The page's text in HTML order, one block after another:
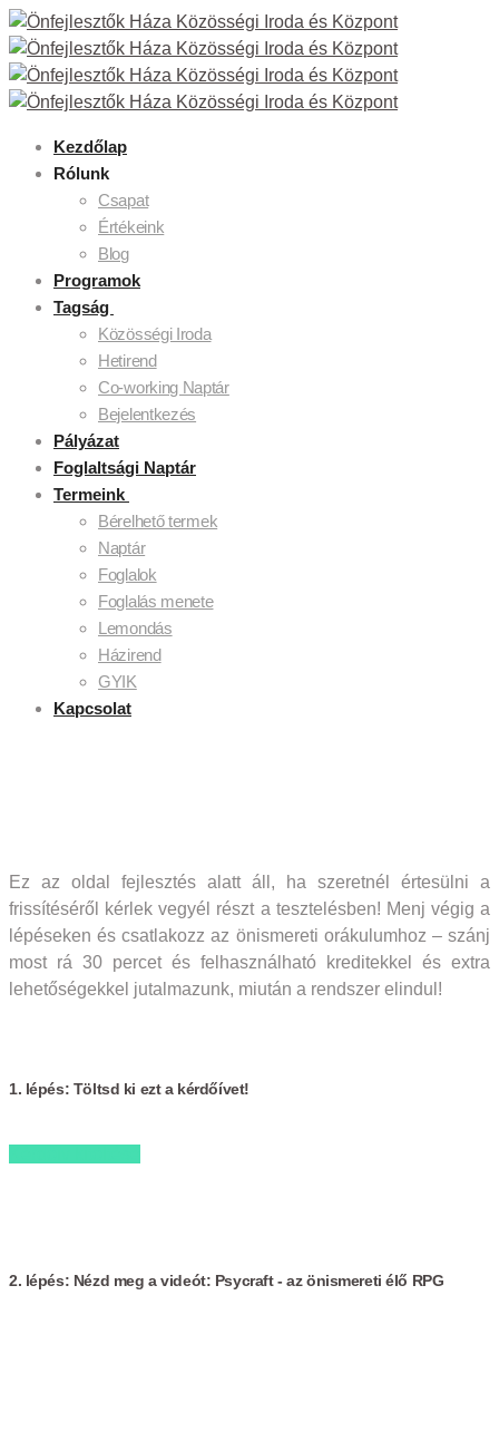
Kezdőlap
Rólunk
Csapat
Értékeink
Blog
Programok
Tagság
Közösségi Iroda
Hetirend
Co-working Naptár
Bejelentkezés
Pályázat
Foglaltsági Naptár
Termeink
Bérelhető termek
Naptár
Foglalok
Foglalás menete
Lemondás
Házirend
GYIK
Kapcsolat
Ez az oldal fejlesztés alatt áll, ha szeretnél értesülni a
frissítéséről kérlek vegyél részt a tesztelésben! Menj végig a
lépéseken és csatlakozz az önismereti orákulumhoz – szánj
most rá 30 percet és felhasználható kreditekkel és extra
lehetőségekkel jutalmazunk, miután a rendszer elindul!
1. lépés: Töltsd ki ezt a kérdőívet!
2. lépés: Nézd meg a videót: Psycraft - az önismereti élő RPG